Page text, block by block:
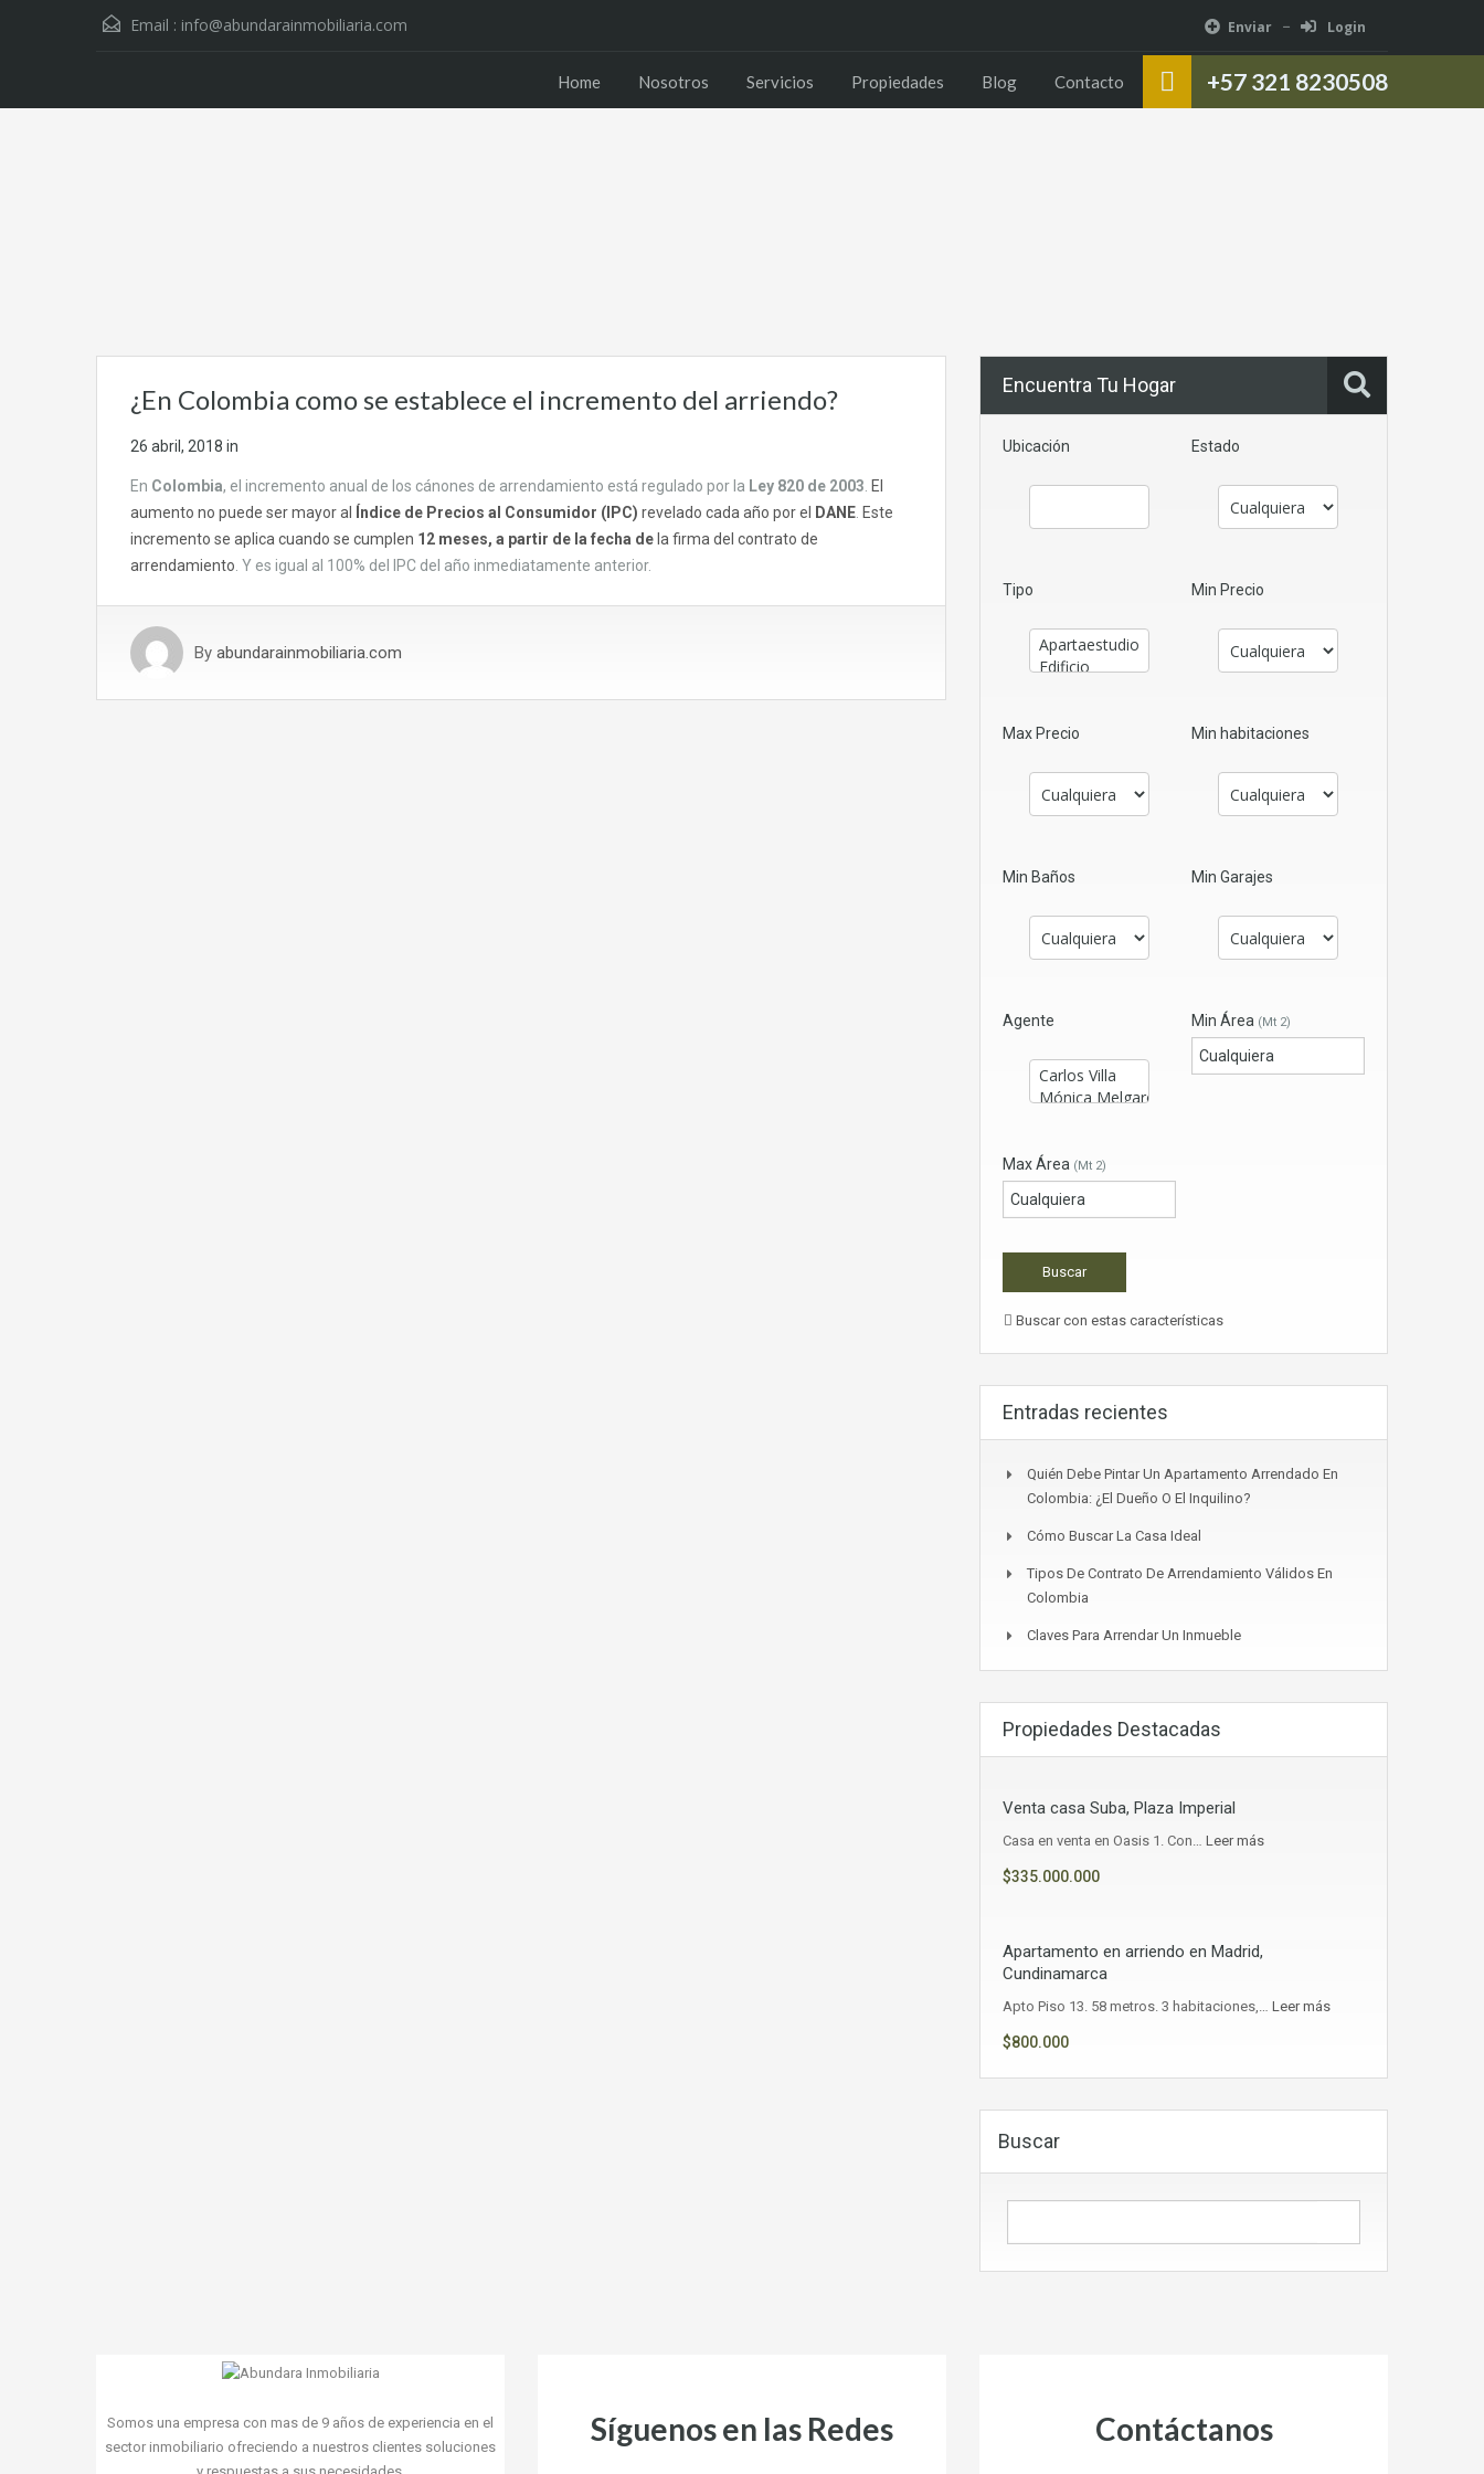
Email : info@abundarainmobiliaria.com Enviar Login
+57 321 8230508
Home Nosotros Servicios Propiedades Blog Contacto
¿En Colombia como se establece el incremento del arriendo?
26 abril, 2018 in
En Colombia, el incremento anual de los cánones de arrendamiento está regulado por la Ley 820 de 2003. El
aumento no puede ser mayor al
Índice de Precios al Consumidor (IPC) revelado cada año por el DANE. Este
incremento se aplica cuando se cumplen 12 meses, a partir de la fecha de la firma del contrato de
arrendamiento. Y es igual al 100% del IPC del año inmediatamente anterior.
By abundarainmobiliaria.com
Encuentra Tu Hogar
Ubicación Estado
Tipo Min Precio
Max Precio Min habitaciones
Min Baños Min Garajes
Agente Min Área (Mt 2)
Max Área (Mt 2)
Buscar con estas características
Entradas recientes
Quién Debe Pintar Un Apartamento Arrendado En
Colombia: ¿el Dueño O El Inquilino?
Cómo Buscar La Casa Ideal
Tipos De Contrato De Arrendamiento Válidos En
Colombia
Claves Para Arrendar Un Inmueble
Propiedades Destacadas
Venta casa Suba, Plaza Imperial
Casa en venta en Oasis 1. Con… Leer más
$335.000.000
Apartamento en arriendo en Madrid,
Cundinamarca
Apto Piso 13. 58 metros. 3 habitaciones,… Leer más
$800.000
Buscar
Somos una empresa con mas de 9 años de experiencia en el
sector inmobiliario ofreciendo a nuestros clientes soluciones
Síguenos en las Redes Contáctanos